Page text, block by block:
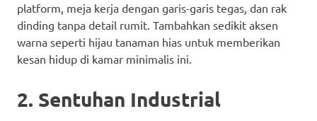
platform, meja kerja dengan garis-garis tegas, dan rak
dinding tanpa detail rumit. Tambahkan sedikit aksen
warna seperti hijau tanaman hias untuk memberikan
kesan hidup di kamar minimalis ini.
2. Sentuhan Industrial